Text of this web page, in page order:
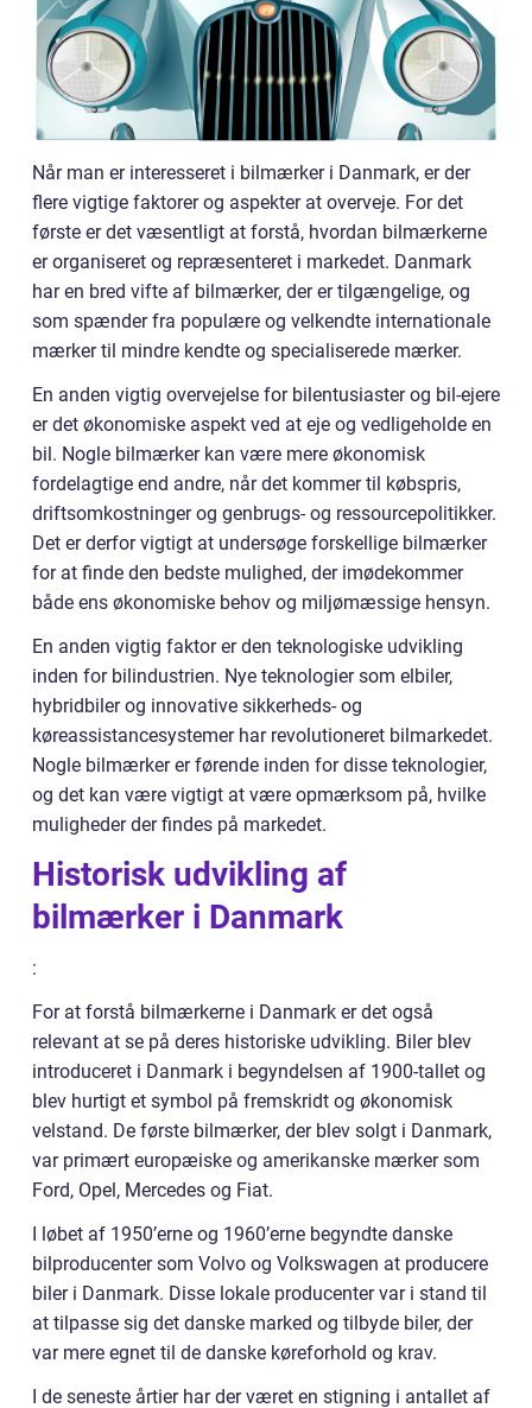
Når man er interesseret i bilmærker i Danmark, er der
flere vigtige faktorer og aspekter at overveje. For det
første er det væsentligt at forstå, hvordan bilmærkerne
er organiseret og repræsenteret i markedet. Danmark
har en bred vifte af bilmærker, der er tilgængelige, og
som spænder fra populære og velkendte internationale
mærker til mindre kendte og specialiserede mærker.
En anden vigtig overvejelse for bilentusiaster og bil-ejere
er det økonomiske aspekt ved at eje og vedligeholde en
bil. Nogle bilmærker kan være mere økonomisk
fordelagtige end andre, når det kommer til købspris,
driftsomkostninger og genbrugs- og ressourcepolitikker.
Det er derfor vigtigt at undersøge forskellige bilmærker
for at finde den bedste mulighed, der imødekommer
både ens økonomiske behov og miljømæssige hensyn.
En anden vigtig faktor er den teknologiske udvikling
inden for bilindustrien. Nye teknologier som elbiler,
hybridbiler og innovative sikkerheds- og
køreassistancesystemer har revolutioneret bilmarkedet.
Nogle bilmærker er førende inden for disse teknologier,
og det kan være vigtigt at være opmærksom på, hvilke
muligheder der findes på markedet.
Historisk udvikling af
bilmærker i Danmark
:
For at forstå bilmærkerne i Danmark er det også
relevant at se på deres historiske udvikling. Biler blev
introduceret i Danmark i begyndelsen af 1900-tallet og
blev hurtigt et symbol på fremskridt og økonomisk
velstand. De første bilmærker, der blev solgt i Danmark,
var primært europæiske og amerikanske mærker som
Ford, Opel, Mercedes og Fiat.
I løbet af 1950’erne og 1960’erne begyndte danske
bilproducenter som Volvo og Volkswagen at producere
biler i Danmark. Disse lokale producenter var i stand til
at tilpasse sig det danske marked og tilbyde biler, der
var mere egnet til de danske køreforhold og krav.
I de seneste årtier har der været en stigning i antallet af